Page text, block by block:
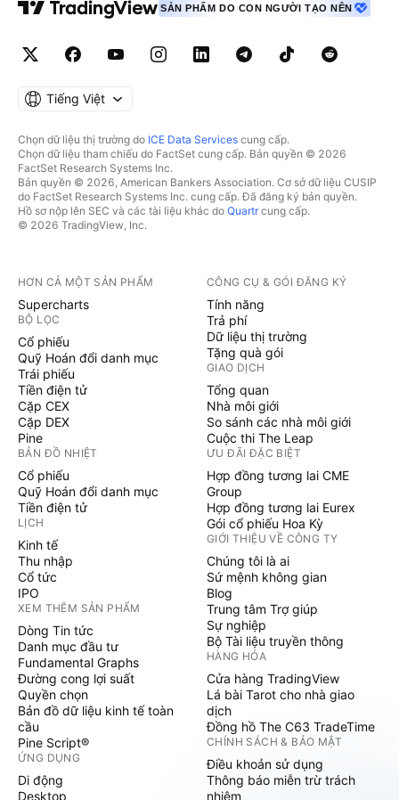
SẢN PHẨM DO CON NGƯỜI TẠO NÊN
Tiếng Việt
Chọn dữ liệu thị trường do ICE Data Services cung cấp.
Chọn dữ liệu tham chiếu do FactSet cung cấp. Bản quyền © 2026
FactSet Research Systems Inc.
Bản quyền © 2026, American Bankers Association. Cơ sở dữ liệu CUSIP
do FactSet Research Systems Inc. cung cấp. Đã đăng ký bản quyền.
Hồ sơ nộp lên SEC và các tài liệu khác do Quartrcung cấp.
© 2026 TradingView, Inc.
HƠN CẢ MỘT SẢN PHẨM
Supercharts
BỘ LỌC
Cổ phiếu
Quỹ Hoán đổi danh mục
Trái phiếu
Tiền điện tử
Cặp CEX
Cặp DEX
Pine
BẢN ĐỒ NHIỆT
Cổ phiếu
Quỹ Hoán đổi danh mục
Tiền điện tử
LỊCH
Kinh tế
Thu nhập
Cổ tức
IPO
XEM THÊM SẢN PHẨM
Dòng Tin tức
Danh mục đầu tư
Fundamental Graphs
Đường cong lợi suất
Quyền chọn
Bản đồ dữ liệu kinh tế toàn
cầu
Pine Script®
ỨNG DỤNG
Di động
Desktop
CÔNG CỤ & GÓI ĐĂNG KÝ
Tính năng
Trả phí
Dữ liệu thị trường
Tặng quà gói
GIAO DỊCH
Tổng quan
Nhà môi giới
So sánh các nhà môi giới
Cuộc thi The Leap
ƯU ĐÃI ĐẶC BIỆT
Hợp đồng tương lai CME
Group
Hợp đồng tương lai Eurex
Gói cổ phiếu Hoa Kỳ
GIỚI THIỆU VỀ CÔNG TY
Chúng tôi là ai
Sứ mệnh không gian
Blog
Trung tâm Trợ giúp
Sự nghiệp
Bộ Tài liệu truyền thông
HÀNG HÓA
Cửa hàng TradingView
Lá bài Tarot cho nhà giao
dịch
Đồng hồ The C63 TradeTime
CHÍNH SÁCH & BẢO MẬT
Điều khoản sử dụng
Thông báo miễn trừ trách
nhiệm